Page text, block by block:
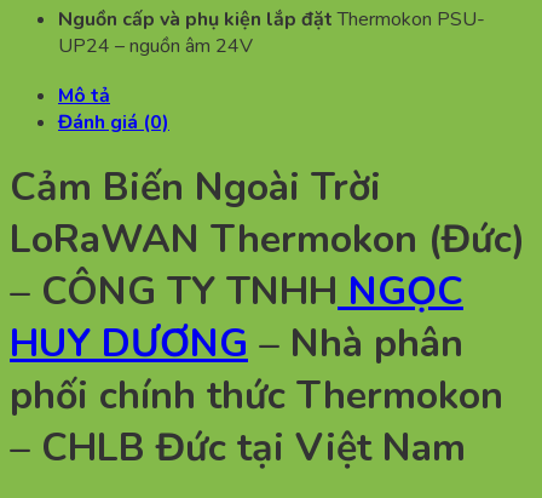
Nguồn cấp và phụ kiện lắp đặtThermokon PSU-
UP24 – nguồn âm 24V
Mô tả
Đánh giá (0)
Cảm Biến Ngoài Trời
LoRaWAN Thermokon (Đức)
– CÔNG TY TNHH NGỌC
HUY DƯƠNG – Nhà phân
phối chính thức Thermokon
– CHLB Đức tại Việt Nam